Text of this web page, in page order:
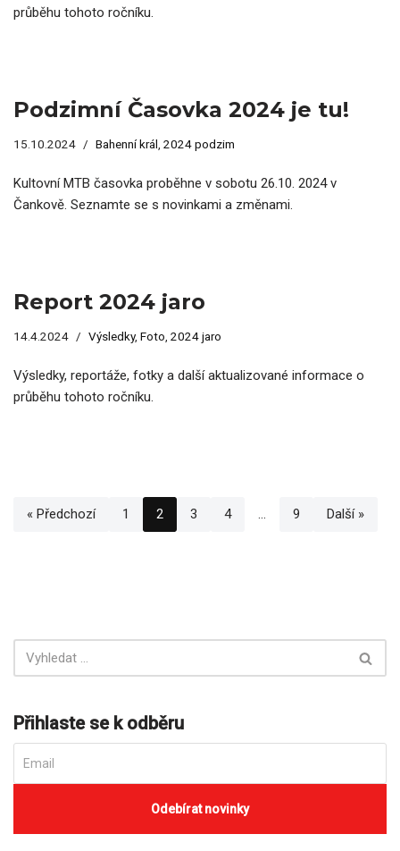
průběhu tohoto ročníku.
Podzimní Časovka 2024 je tu!
15.10.2024 Bahenní král 2024 podzim
Kultovní MTB časovka proběhne v sobotu 26.10. 2024 v
Čankově. Seznamte se s novinkami a změnami.
Report 2024 jaro
14.4.2024 Výsledky, Foto 2024 jaro
Výsledky, reportáže, fotky a další aktualizované informace o
průběhu tohoto ročníku.
« Předchozí 1 2 3 4 … 9 Další »
Přihlaste se k odběru